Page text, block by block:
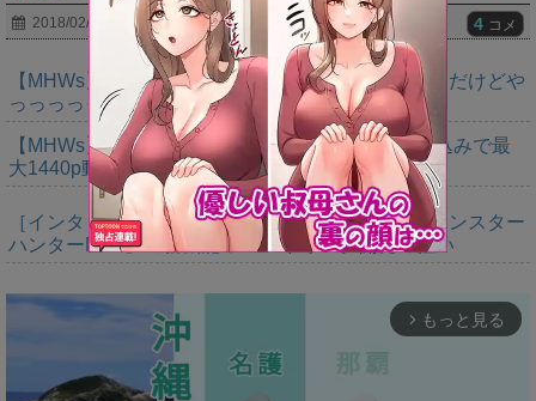
2018/02/22 4 コメ
【MHWs】ゴールドエディションの値段今知ったんだけどや
っっっっっっすwwwww
【MHWs】「Switch2版モンハンワイルズはDLSS込みで最
大1440p動作」
［インタビュー］距離を超えて，一緒に狩る。「モンスター
ハンターNow」の新機能 フレンドリンク開発の狙い
arrow_forward_ios もっと見る